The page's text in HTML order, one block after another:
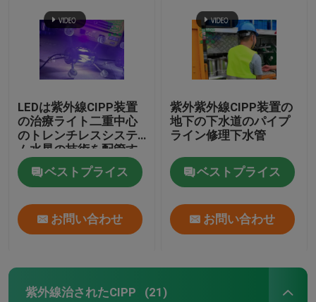
排水ポンプ
LEDは紫外線CIPP装置
の治療ライト二重中心
のトレンチレスシステ
ム水星の技術を配管す
る
ベストプライス
お問い合わせ
紫外紫外線CIPP装置の
地下の下水道のパイプ
ライン修理下水管
ベストプライス
お問い合わせ
紫外線治されたCIPP (21)